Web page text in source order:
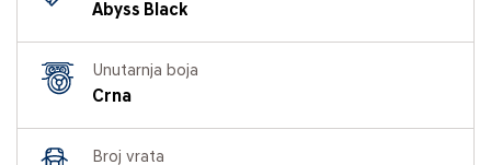
Abyss Black
Unutarnja boja
Crna
Broj vrata